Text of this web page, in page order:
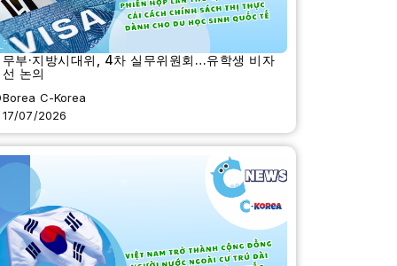
무부·지방시대위, 4차 실무위원회…유학생 비자
논의
Borea C-Korea
17/07/2026